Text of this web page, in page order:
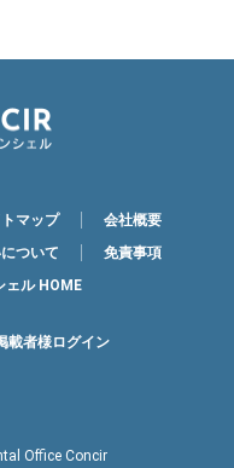
マップ
会社概要
ついて
免責事項
ェル HOME
載者様ログイン
Office Concir